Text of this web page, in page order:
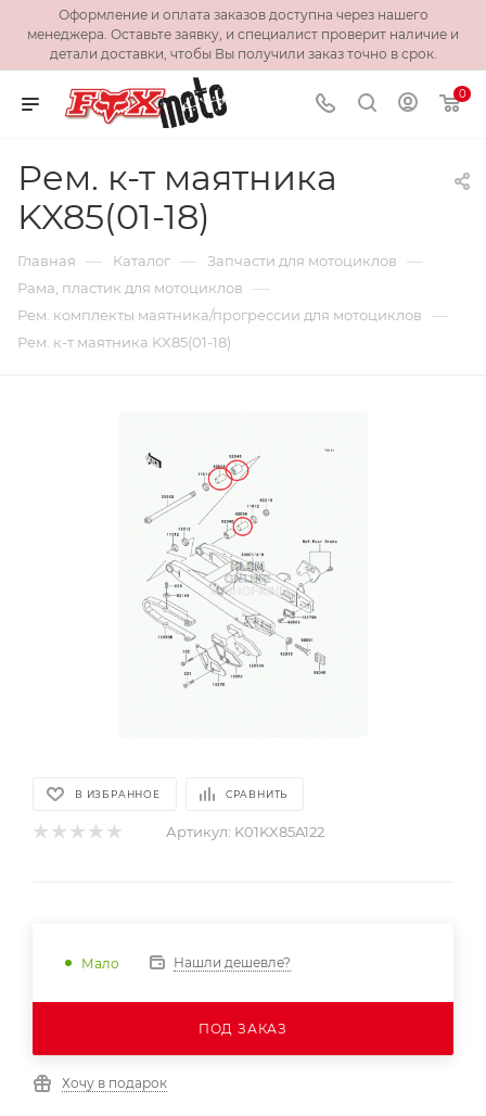
Оформление и оплата заказов доступна через нашего
менеджера. Оставьте заявку, и специалист проверит наличие и
детали доставки, чтобы Вы получили заказ точно в срок.
0
Рем. к-т маятника
KX85(01-18)
Главная — Каталог — Запчасти для мотоциклов —
Рама, пластик для мотоциклов —
Рем. комплекты маятника/прогрессии для мотоциклов —
Рем. к-т маятника KX85(01-18)
В ИЗБРАННОЕ СРАВНИТЬ
Артикул: K01KX85A122
Мало Нашли дешевле?
ПОД ЗАКАЗ
Хочу в подарок